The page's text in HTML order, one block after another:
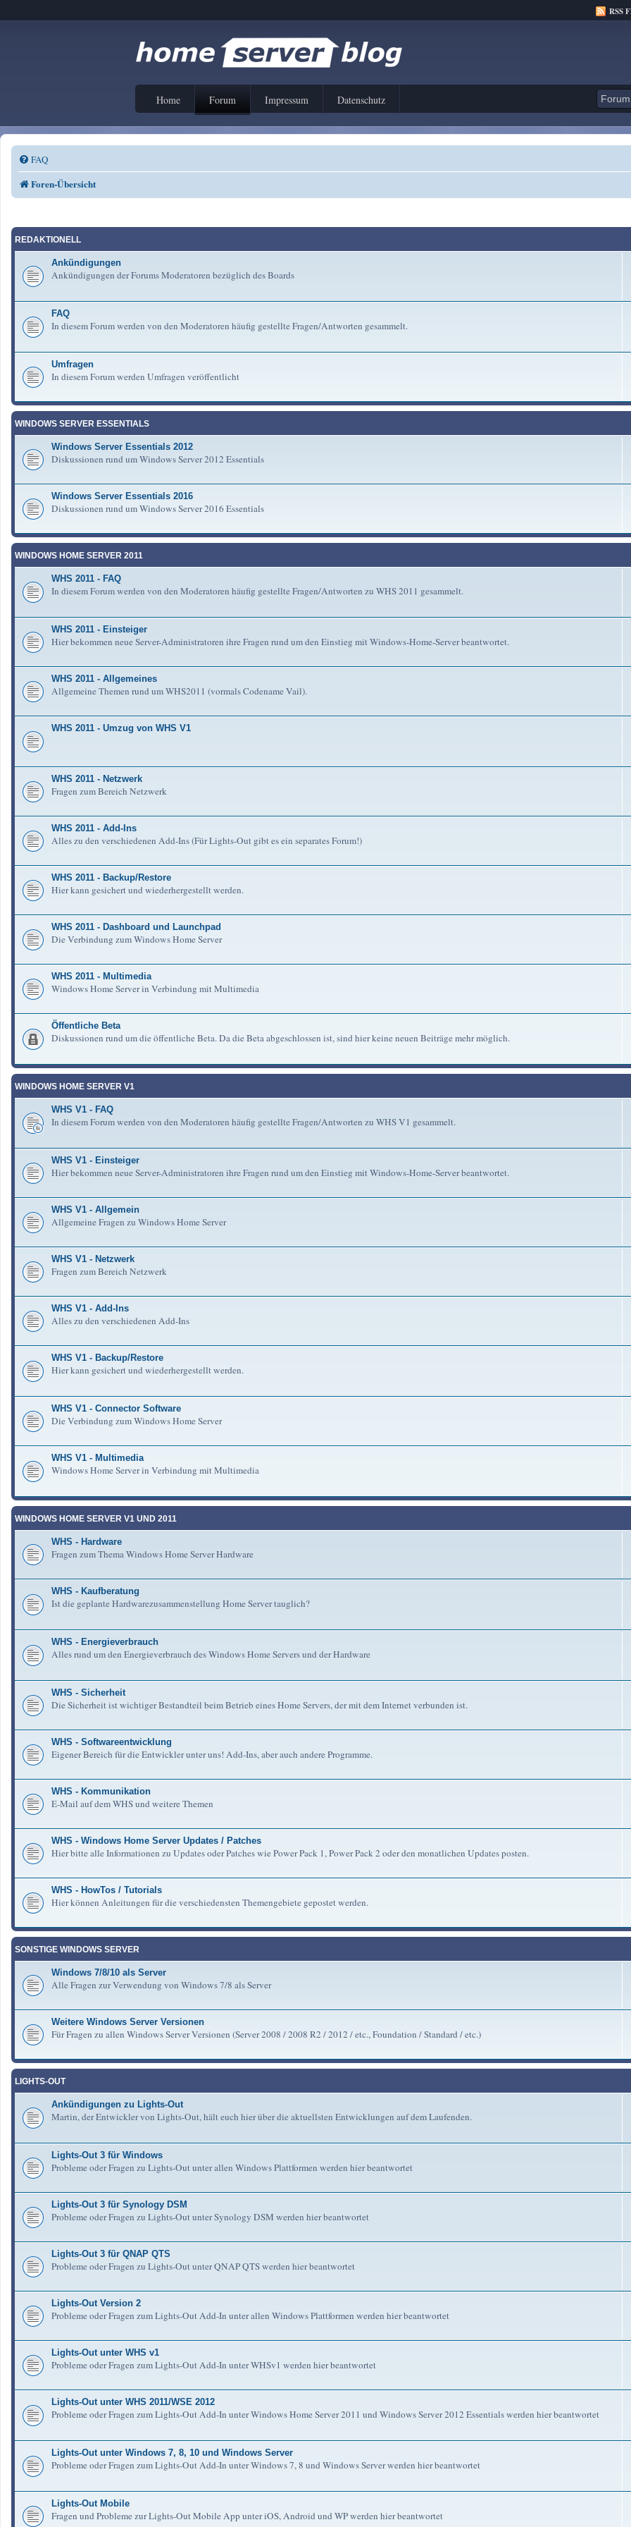
RSS
Home Forum Impressum Datenschutz
FAQ
Foren-Übersicht
REDAKTIONELL
Ankündigungen
Ankündigungen der Forums Moderatoren bezüglich des Boards
FAQ
In diesem Forum werden von den Moderatoren häufig gestellte Fragen/Antworten gesammelt.
Umfragen
In diesem Forum werden Umfragen veröffentlicht
WINDOWS SERVER ESSENTIALS
Windows Server Essentials 2012
Diskussionen rund um Windows Server 2012 Essentials
Windows Server Essentials 2016
Diskussionen rund um Windows Server 2016 Essentials
WINDOWS HOME SERVER 2011
WHS 2011 - FAQ
In diesem Forum werden von den Moderatoren häufig gestellte Fragen/Antworten zu WHS 2011 gesammelt.
WHS 2011 - Einsteiger
Hier bekommen neue Server-Administratoren ihre Fragen rund um den Einstieg mit Windows-Home-Server beantwortet.
WHS 2011 - Allgemeines
Allgemeine Themen rund um WHS2011 (vormals Codename Vail).
WHS 2011 - Umzug von WHS V1
WHS 2011 - Netzwerk
Fragen zum Bereich Netzwerk
WHS 2011 - Add-Ins
Alles zu den verschiedenen Add-Ins (Für Lights-Out gibt es ein separates Forum!)
WHS 2011 - Backup/Restore
Hier kann gesichert und wiederhergestellt werden.
WHS 2011 - Dashboard und Launchpad
Die Verbindung zum Windows Home Server
WHS 2011 - Multimedia
Windows Home Server in Verbindung mit Multimedia
Öffentliche Beta
Diskussionen rund um die öffentliche Beta. Da die Beta abgeschlossen ist, sind hier keine neuen Beiträge mehr möglich.
WINDOWS HOME SERVER V1
WHS V1 - FAQ
In diesem Forum werden von den Moderatoren häufig gestellte Fragen/Antworten zu WHS V1 gesammelt.
WHS V1 - Einsteiger
Hier bekommen neue Server-Administratoren ihre Fragen rund um den Einstieg mit Windows-Home-Server beantwortet.
WHS V1 - Allgemein
Allgemeine Fragen zu Windows Home Server
WHS V1 - Netzwerk
Fragen zum Bereich Netzwerk
WHS V1 - Add-Ins
Alles zu den verschiedenen Add-Ins
WHS V1 - Backup/Restore
Hier kann gesichert und wiederhergestellt werden.
WHS V1 - Connector Software
Die Verbindung zum Windows Home Server
WHS V1 - Multimedia
Windows Home Server in Verbindung mit Multimedia
WINDOWS HOME SERVER V1 UND 2011
WHS - Hardware
Fragen zum Thema Windows Home Server Hardware
WHS - Kaufberatung
Ist die geplante Hardwarezusammenstellung Home Server tauglich?
WHS - Energieverbrauch
Alles rund um den Energieverbrauch des Windows Home Servers und der Hardware
WHS - Sicherheit
Die Sicherheit ist wichtiger Bestandteil beim Betrieb eines Home Servers, der mit dem Internet verbunden ist.
WHS - Softwareentwicklung
Eigener Bereich für die Entwickler unter uns! Add-Ins, aber auch andere Programme.
WHS - Kommunikation
E-Mail auf dem WHS und weitere Themen
WHS - Windows Home Server Updates / Patches
Hier bitte alle Informationen zu Updates oder Patches wie Power Pack 1, Power Pack 2 oder den monatlichen Updates posten.
WHS - HowTos / Tutorials
Hier können Anleitungen für die verschiedensten Themengebiete gepostet werden.
SONSTIGE WINDOWS SERVER
Windows 7/8/10 als Server
Alle Fragen zur Verwendung von Windows 7/8 als Server
Weitere Windows Server Versionen
Für Fragen zu allen Windows Server Versionen (Server 2008 / 2008 R2 / 2012 / etc., Foundation / Standard / etc.)
LIGHTS-OUT
Ankündigungen zu Lights-Out
Martin, der Entwickler von Lights-Out, hält euch hier über die aktuellsten Entwicklungen auf dem Laufenden.
Lights-Out 3 für Windows
Probleme oder Fragen zu Lights-Out unter allen Windows Plattformen werden hier beantwortet
Lights-Out 3 für Synology DSM
Probleme oder Fragen zu Lights-Out unter Synology DSM werden hier beantwortet
Lights-Out 3 für QNAP QTS
Probleme oder Fragen zu Lights-Out unter QNAP QTS werden hier beantwortet
Lights-Out Version 2
Probleme oder Fragen zum Lights-Out Add-In unter allen Windows Plattformen werden hier beantwortet
Lights-Out unter WHS v1
Probleme oder Fragen zum Lights-Out Add-In unter WHSv1 werden hier beantwortet
Lights-Out unter WHS 2011/WSE 2012
Probleme oder Fragen zum Lights-Out Add-In unter Windows Home Server 2011 und Windows Server 2012 Essentials werden hier beantwortet
Lights-Out unter Windows 7, 8, 10 und Windows Server
Probleme oder Fragen zum Lights-Out Add-In unter Windows 7, 8 und Windows Server werden hier beantwortet
Lights-Out Mobile
Fragen und Probleme zur Lights-Out Mobile App unter iOS, Android und WP werden hier beantwortet